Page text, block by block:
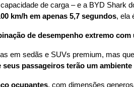
de carga – e a BYD Shark
km/h em apenas 5,7 segundos, ela
de desempenho extremo
em sedãs e SUVs premium, mas
passageiros terão um
ocupantes, com dimensões